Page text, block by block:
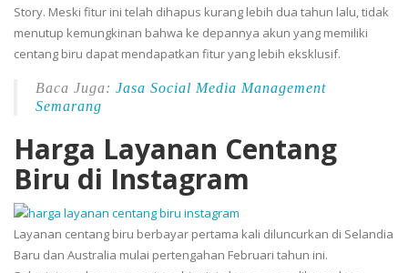
Story. Meski fitur ini telah dihapus kurang lebih dua tahun lalu, tidak
menutup kemungkinan bahwa ke depannya akun yang memiliki
centang biru dapat mendapatkan fitur yang lebih eksklusif.
Baca Juga: Jasa Social Media Management
Semarang
Harga Layanan Centang
Biru di Instagram
Layanan centang biru berbayar pertama kali diluncurkan di Selandia
Baru dan Australia mulai pertengahan Februari tahun ini.